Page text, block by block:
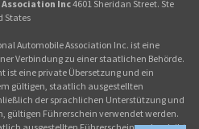
Inc4601 Sheridan Street. Ste
States
Automobile Association Inc. ist eine
Verbindung zu einer staatlichen Behörde.
ist eine private Übersetzung und ein
gültigen, staatlich ausgestellten
der sprachlichen Unterstützung und
gültigen Führerschein verwendet werden.